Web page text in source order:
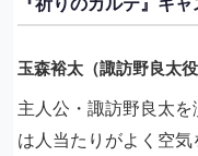
玉森裕太（諏訪野良太役
主人公・諏訪野良太
は人当たりがよく空